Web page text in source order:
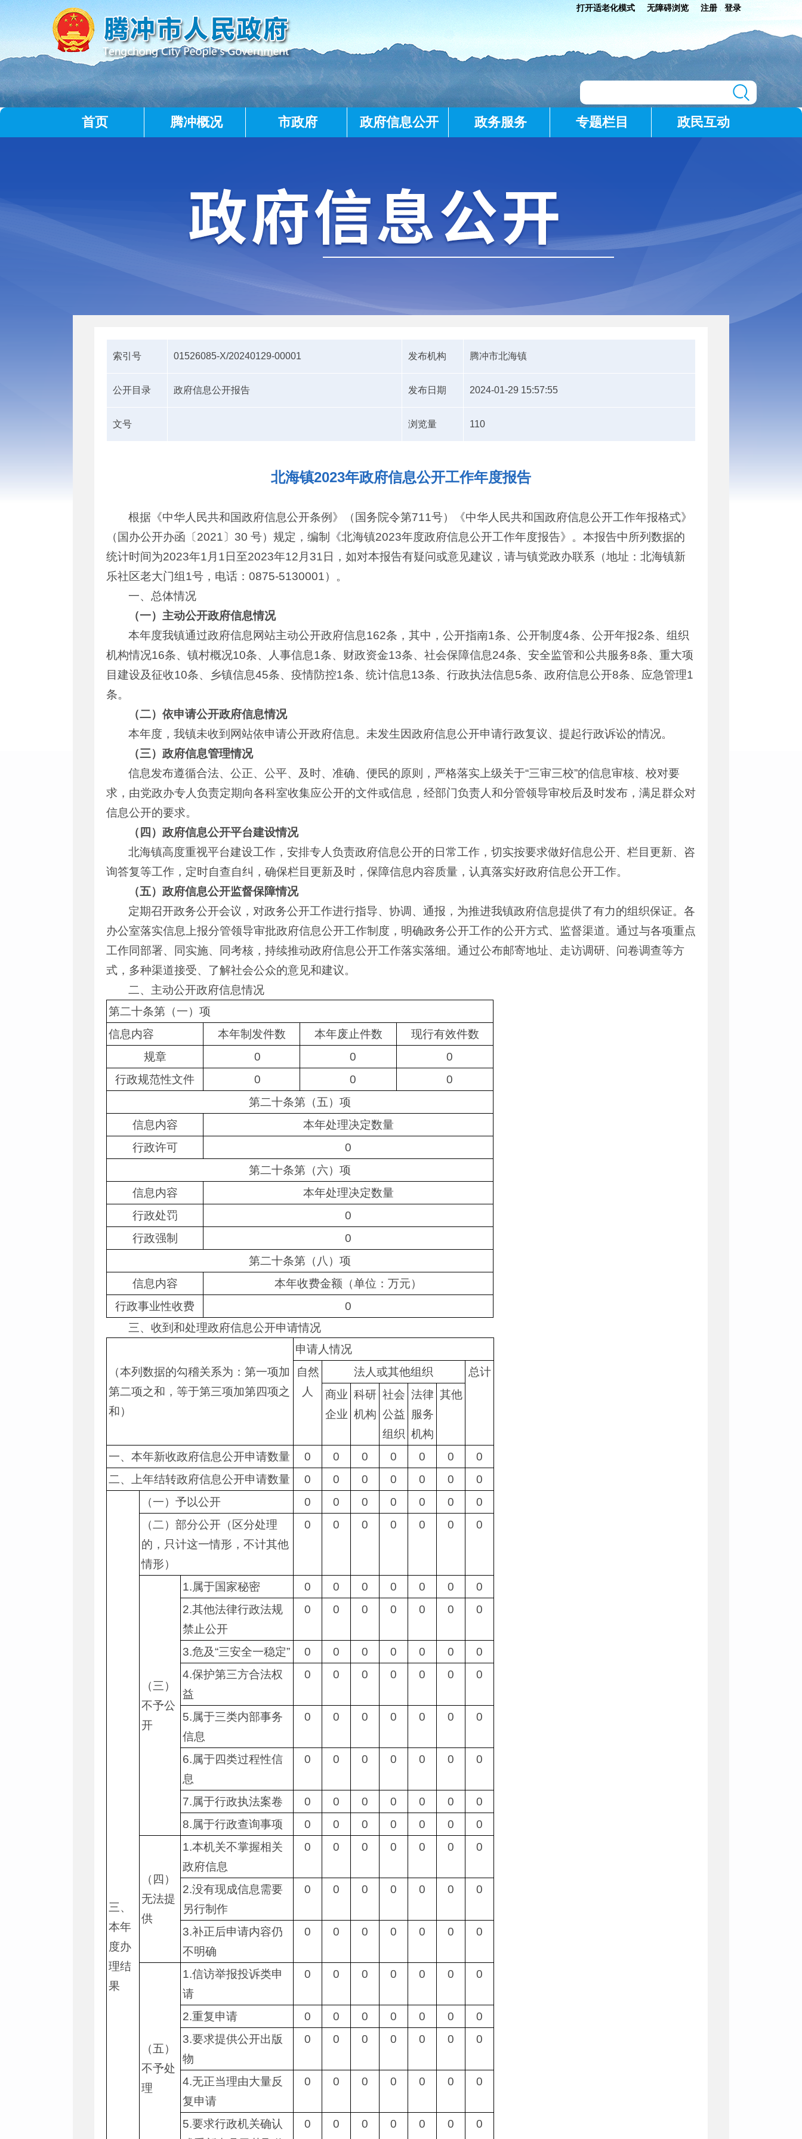
打开适老化模式 无障碍浏览 注册 登录
首页 腾冲概况 市政府 政府信息公开 政务服务 专题栏目 政民互动
索引号 01526085-X/20240129-00001 发布机构 腾冲市北海镇
公开目录 政府信息公开报告 发布日期 2024-01-29 15:57:55
文号 浏览量 110
北海镇2023年政府信息公开工作年度报告
根据《中华人民共和国政府信息公开条例》（国务院令第711号）《中华人民共和国政府信息公开工作年报格式》
（国办公开办函〔2021〕30 号）规定，编制《北海镇2023年度政府信息公开工作年度报告》。本报告中所列数据的
统计时间为2023年1月1日至2023年12月31日，如对本报告有疑问或意见建议，请与镇党政办联系（地址：北海镇新
乐社区老大门组1号，电话：0875-5130001）。
一、总体情况
（一）主动公开政府信息情况
本年度我镇通过政府信息网站主动公开政府信息162条，其中，公开指南1条、公开制度4条、公开年报2条、组织
机构情况16条、镇村概况10条、人事信息1条、财政资金13条、社会保障信息24条、安全监管和公共服务8条、重大项
目建设及征收10条、乡镇信息45条、疫情防控1条、统计信息13条、行政执法信息5条、政府信息公开8条、应急管理1
条。
（二）依申请公开政府信息情况
本年度，我镇未收到网站依申请公开政府信息。未发生因政府信息公开申请行政复议、提起行政诉讼的情况。
（三）政府信息管理情况
信息发布遵循合法、公正、公平、及时、准确、便民的原则，严格落实上级关于“三审三校”的信息审核、校对要
求，由党政办专人负责定期向各科室收集应公开的文件或信息，经部门负责人和分管领导审校后及时发布，满足群众对
信息公开的要求。
（四）政府信息公开平台建设情况
北海镇高度重视平台建设工作，安排专人负责政府信息公开的日常工作，切实按要求做好信息公开、栏目更新、咨
询答复等工作，定时自查自纠，确保栏目更新及时，保障信息内容质量，认真落实好政府信息公开工作。
（五）政府信息公开监督保障情况
定期召开政务公开会议，对政务公开工作进行指导、协调、通报，为推进我镇政府信息提供了有力的组织保证。各
办公室落实信息上报分管领导审批政府信息公开工作制度，明确政务公开工作的公开方式、监督渠道。通过与各项重点
工作同部署、同实施、同考核，持续推动政府信息公开工作落实落细。通过公布邮寄地址、走访调研、问卷调查等方
式，多种渠道接受、了解社会公众的意见和建议。
二、主动公开政府信息情况
第二十条第（一）项
信息内容
本年制发件数 本年废止件数
现行有效件数
规章
0 0
0
行政规范性文件
0 0
0
第二十条第（五）项
信息内容
本年处理决定数量
行政许可
0
第二十条第（六）项
信息内容
本年处理决定数量
行政处罚
0
行政强制
0
第二十条第（八）项
信息内容
本年收费金额（单位：万元）
行政事业性收费
0
三、收到和处理政府信息公开申请情况
（本列数据的勾稽关系为：第一项加
第二项之和，等于第三项加第四项之
和）
申请人情况
自然
人
法人或其他组织
总计
商业
企业
科研
机构
社会
公益
组织
法律
服务
机构
其他
一、本年新收政府信息公开申请数量 0 0 0 0 0 0
0
二、上年结转政府信息公开申请数量
0 0 0 0 0 0 0
三、
本年
度办
理结
果
（一）予以公开 0 0 0 0 0 0
0
（二）部分公开（区分处理
的，只计这一情形，不计其他
情形）
0 0 0 0 0 0 0
（三）
不予公
开
1.属于国家秘密 0 0 0 0 0 0
0
2.其他法律行政法规
禁止公开
0 0 0 0 0 0 0
3.危及“三安全一稳定” 0 0 0 0 0 0
0
4.保护第三方合法权
益
0 0 0 0 0 0 0
5.属于三类内部事务
信息
0 0 0 0 0 0 0
6.属于四类过程性信
息
0 0 0 0 0 0 0
7.属于行政执法案卷 0 0 0 0 0 0
0
8.属于行政查询事项
0 0 0 0 0 0 0
（四）
无法提
供
1.本机关不掌握相关
政府信息
0 0 0 0 0 0 0
2.没有现成信息需要
另行制作
0 0 0 0 0 0 0
3.补正后申请内容仍
不明确
0 0 0 0 0 0 0
（五）
不予处
理
1.信访举报投诉类申
请
0 0 0 0 0 0 0
2.重复申请 0 0 0 0 0 0
0
3.要求提供公开出版
物
0 0 0 0 0 0 0
4.无正当理由大量反
复申请
0 0 0 0 0 0 0
5.要求行政机关确认
0 0 0 0 0 0 0